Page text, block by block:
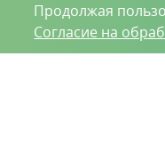
Продолжая
Согласие на